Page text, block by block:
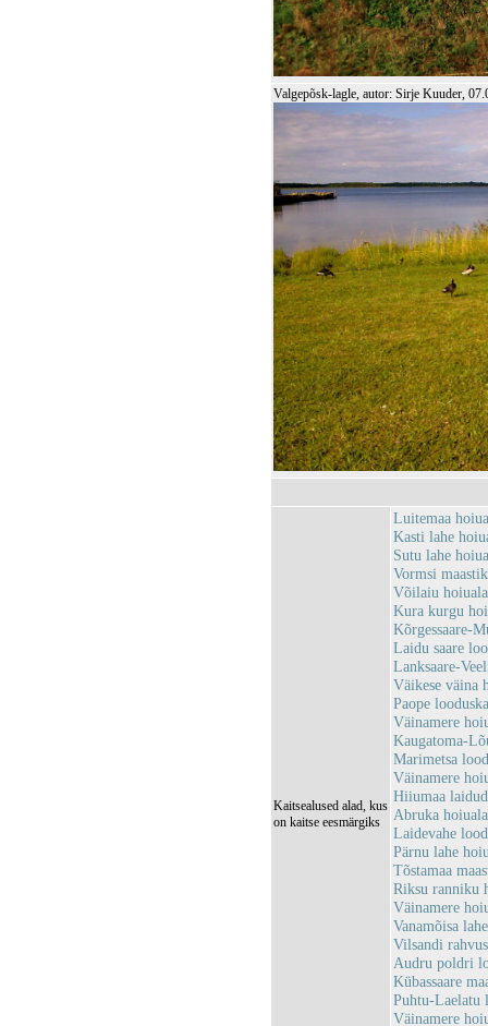
Valgepõsk-lagle, autor: Sirje Kuuder,
Kaitsealused alad, kus
on kaitse eesmärgiks
Luitemaa
Kasti lahe
Sutu lahe
Vormsi
Võilaiu
Kura kurgu
Kõrgessaare-
Laidu saare
Lanksaare-
Väikese väina
Paope
Väinamere
Kaugatoma-
Marimetsa
Väinamere
Hiiumaa
Abruka
Laidevahe
Pärnu lahe
Tõstamaa
Riksu ranniku
Väinamere
Vanamõisa
Vilsandi
Audru poldri
Kübassaare
Puhtu-Laelatu
Väinamere